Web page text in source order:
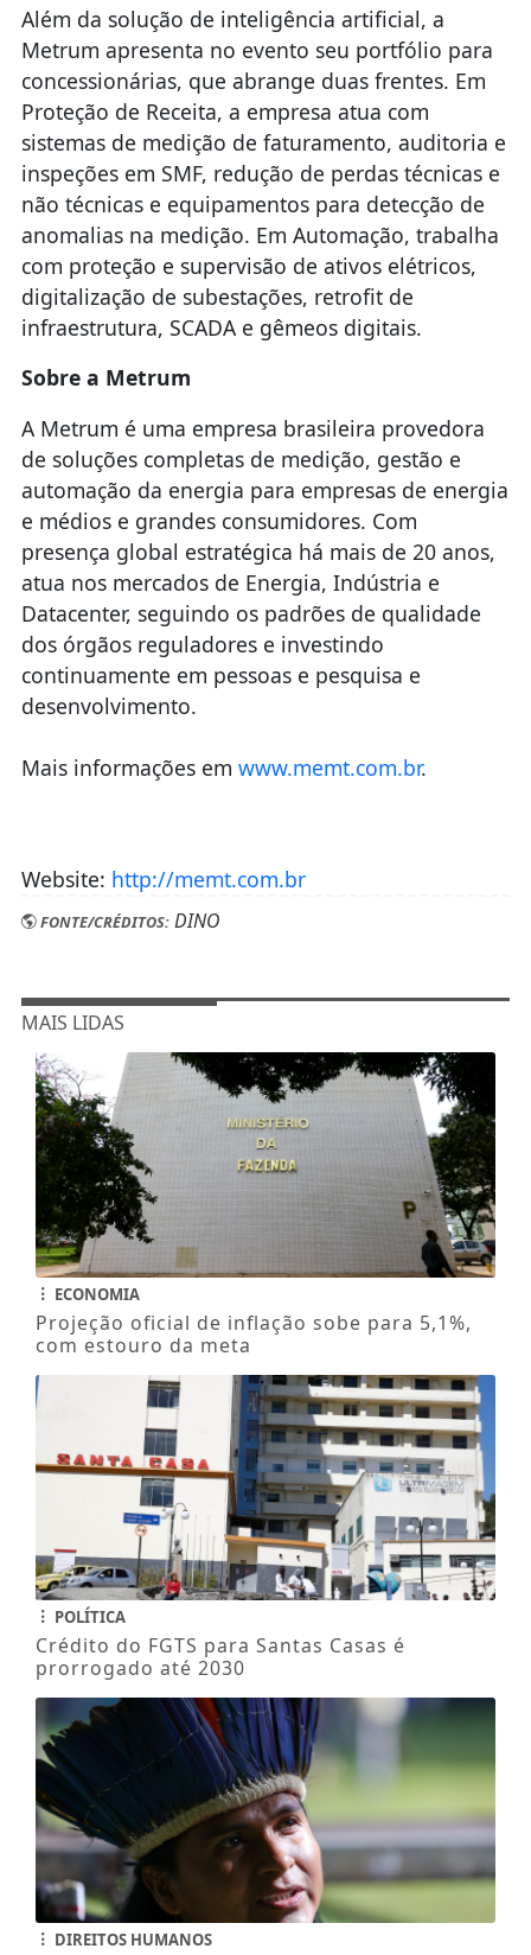
Além da solução de inteligência artificial, a
Metrum apresenta no evento seu portfólio para
concessionárias, que abrange duas frentes. Em
Proteção de Receita, a empresa atua com
sistemas de medição de faturamento, auditoria e
inspeções em SMF, redução de perdas técnicas e
não técnicas e equipamentos para detecção de
anomalias na medição. Em Automação, trabalha
com proteção e supervisão de ativos elétricos,
digitalização de subestações, retrofit de
infraestrutura, SCADA e gêmeos digitais.
Sobre a Metrum
A Metrum é uma empresa brasileira provedora
de soluções completas de medição, gestão e
automação da energia para empresas de energia
e médios e grandes consumidores. Com
presença global estratégica há mais de 20 anos,
atua nos mercados de Energia, Indústria e
Datacenter, seguindo os padrões de qualidade
dos órgãos reguladores e investindo
continuamente em pessoas e pesquisa e
desenvolvimento.
Mais informações em www.memt.com.br.
Website: http://memt.com.br
FONTE/CRÉDITOS:DINO
MAIS LIDAS
ECONOMIA
Projeção oficial de inflação sobe para 5,1%,
com estouro da meta
POLÍTICA
Crédito do FGTS para Santas Casas é
prorrogado até 2030
DIREITOS HUMANOS